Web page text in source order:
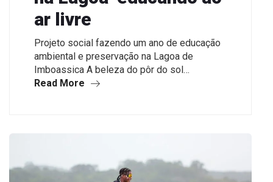
ar livre
Projeto social fazendo um ano de educação
ambiental e preservação na Lagoa de
Imboassica A beleza do pôr do sol…
Read More